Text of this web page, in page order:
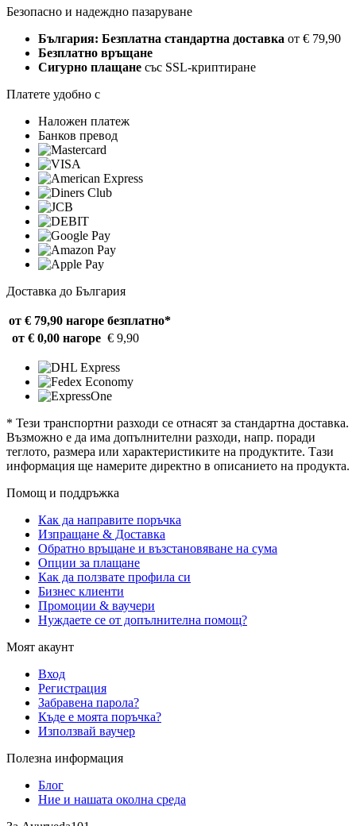
Безопасно и надеждно пазаруване
България: Безплатна стандартна доставка от € 79,90
Безплатно връщане
Сигурно плащане със SSL-криптиране
Платете удобно с
Наложен платеж
Банков превод
Доставка до България
от € 79,90 нагоре безплатно*
от € 0,00 нагоре € 9,90
* Тези транспортни разходи се отнасят за стандартна доставка.
Възможно е да има допълнителни разходи, напр. поради
теглото, размера или характеристиките на продуктите. Тази
информация ще намерите директно в описанието на продукта.
Помощ и поддръжка
Как да направите поръчка
Изпращане & Доставка
Обратно връщане и възстановяване на сума
Опции за плащане
Как да ползвате профила си
Бизнес клиенти
Промоции & ваучери
Нуждаете се от допълнителна помощ?
Моят акаунт
Вход
Регистрация
Забравена парола?
Къде е моята поръчка?
Използвай ваучер
Полезна информация
Блог
Ние и нашата околна среда